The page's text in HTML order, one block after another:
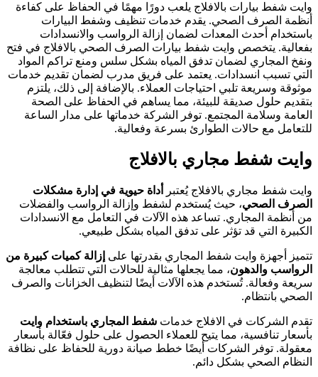
وايت شفط بيارات بالافلاج يلعب دورًا مهمًا في الحفاظ على كفاءة
أنظمة الصرف الصحي. يقدم خدمات تنظيف وشفط البيارات
باستخدام أحدث المعدات لضمان إزالة الرواسب والانسدادات
بفعالية. يتخصص وايت شفط بيارات الصرف الصحي بالافلاج في فتح
ونفخ المجاري لضمان تدفق المياه بشكل سلس ومنع تراكم المواد
التي تسبب انسدادات. يعتمد على فريق مدرب لضمان تقديم خدمات
موثوقة وسريعة تلبي احتياجات العملاء. بالإضافة إلى ذلك، يلتزم
بتقديم حلول صديقة للبيئة، مما يساهم في الحفاظ على الصحة
العامة وسلامة المجتمع. توفر الشركة خدماتها على مدار الساعة
للتعامل مع حالات الطوارئ بسرعة وفعالية.
وايت شفط مجاري بالافلاج
وايت شفط مجاري بالافلاج يُعتبر
أداة حيوية في إدارة مشكلات
الصرف الصحي، حيث يُستخدم لشفط وإزالة الرواسب والفضلات
من أنظمة المجاري. تساعد هذه الآلات في التعامل مع الانسدادات
الكبيرة التي قد تؤثر على تدفق المياه بشكل طبيعي.
تتميز أجهزة وايت شفط المجاري بقدرتها على إزالة كميات كبيرة من
الرواسب والدهون، مما يجعلها مثالية للحالات التي تتطلب معالجة
سريعة وفعالة. تُستخدم هذه الآلات أيضًا لتنظيف الخزانات والصرف
الصحي بانتظام.
تقدم الشركات في الافلاج خدمات شفط المجاري باستخدام وايت
بأسعار تنافسية، مما يتيح للعملاء الحصول على حلول فعّالة بأسعار
معقولة. توفر الشركات أيضًا خطط صيانة دورية للحفاظ على نظافة
النظام الصحي بشكل دائم.